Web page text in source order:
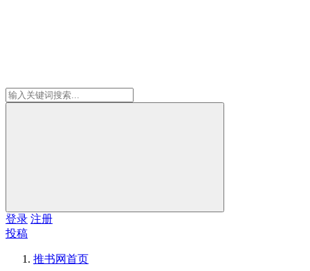
登录 注册
投稿
推书网首页